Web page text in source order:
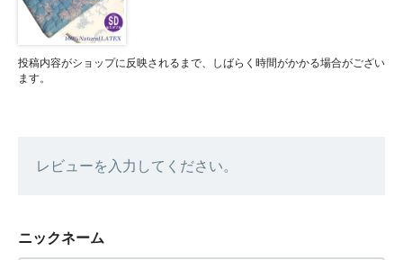
投稿内容がショップに反映されるまで、しばらく時間がかかる場合がござい
ます。
レビューを入力してください。
ニックネーム